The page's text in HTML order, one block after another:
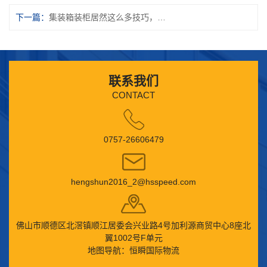
下一篇：
联系我们
CONTACT
0757-26606479
hengshun2016_2@hsspeed.com
佛山市顺德区北滘镇顺江居委会兴业路4号加利源商贸中心8座北
翼1002号F单元
地图导航：恒瞬国际物流